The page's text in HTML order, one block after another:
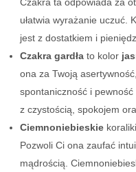
ułatwia wyrażanie uczuć.
jest z dostatkiem i
Czakra gardła to kolor
ona za Twoją
spontaniczność i
z czystością, spokojem
Ciemnoniebieskie
Pozwoli Ci ona zaufać
mądrością.